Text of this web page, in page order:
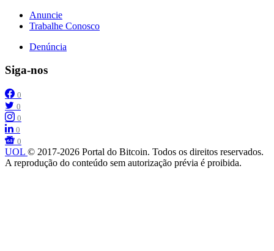
Anuncie
Trabalhe Conosco
Denúncia
Siga-nos
0
0
0
0
0
UOL © 2017-2026 Portal do Bitcoin. Todos os direitos reservados.
A reprodução do conteúdo sem autorização prévia é proibida.